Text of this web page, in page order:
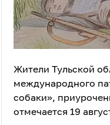
Жители Тульской
международного
собаки»,
отмечается 19